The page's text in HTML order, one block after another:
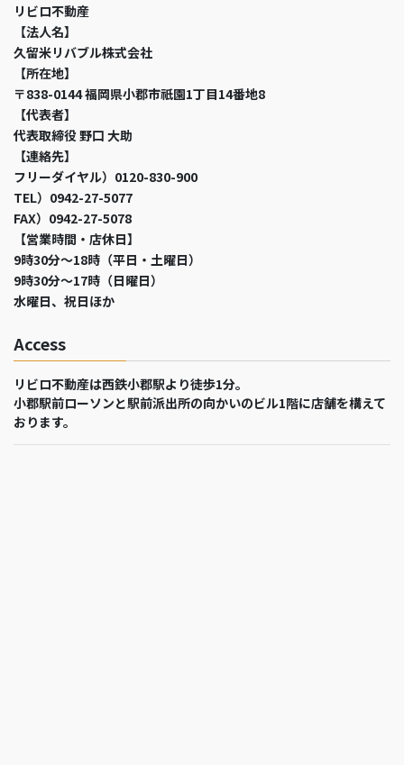
リビロ不動産
【法人名】
久留米リバブル株式会社
【所在地】
〒838-0144 福岡県小郡市祇園1丁目14番地8
【代表者】
代表取締役 野口 大助
【連絡先】
フリーダイヤル）0120-830-900
TEL）0942-27-5077
FAX）0942-27-5078
【営業時間・店休日】
9時30分～18時（平日・土曜日）
9時30分～17時（日曜日）
水曜日、祝日ほか
Access
リビロ不動産は西鉄小郡駅より徒歩1分。
小郡駅前ローソンと駅前派出所の向かいのビル1階に店舗を構えて
おります。